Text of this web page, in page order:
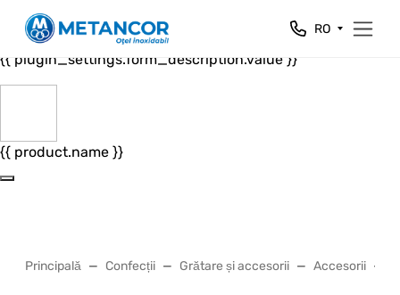
Close
{{ plugin_settings.form_header.value }}
{{ plugin_settings.form_description.value }}
{{ product.name }}
RO
Principală Confecții Grătare și accesorii Accesorii